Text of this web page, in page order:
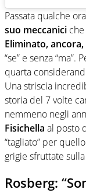
Passata qualche
suo meccanici
Eliminato,
“se” e senza
quarta
Una striscia
storia del 7 volte
nemmeno negli
Fisichella al posto
“tagliato” per
grigie sfruttate
Rosberg: